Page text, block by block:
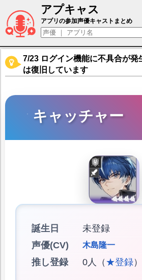
アプキャス
キャッチャー（声優：
アプリの参加声優キャストまとめ
7/23 ログイン機能に不具合が発
は復旧しています
キャッチャー
誕生日
未登録
声優(CV)
木島隆一
推し登録 0人（ ★登録）